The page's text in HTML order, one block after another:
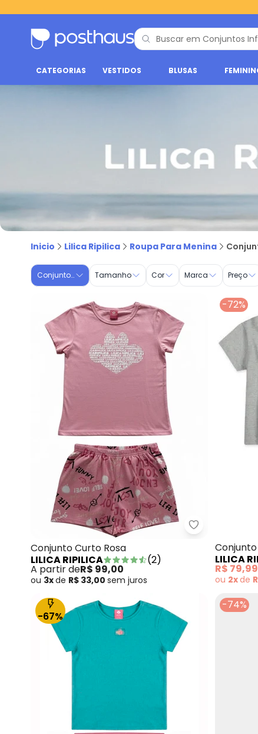
CATEGORIAS VESTIDOS BLUSAS
Conjunto infantil feminino Lilica Ripilica | Posthaus
Inicio Lilica Ripilica Roupa Para Menina
Conjuntos InfantilTamanho Cor Marca Preço
Lilica Ripilica
Conjunto Curto Rosa
LILICA RIPILICA
(2)
A partir deR$ 99,00
ou 3xde R$ 33,00 sem juros
-72%
LILICA
R$ 79,99
ou 2xde
-67%
-74%